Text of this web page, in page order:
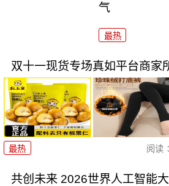
气
最热
双十一现货专场真如平台商家
最热 阅读
共创未来 2026世界人工智能